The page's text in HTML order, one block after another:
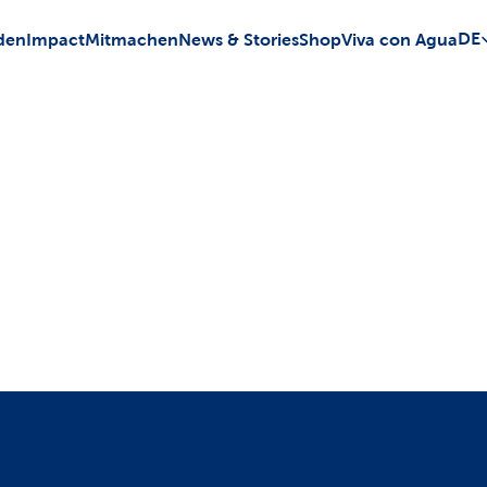
ImpactMitmachenNews & StoriesShopViva con AguaDE